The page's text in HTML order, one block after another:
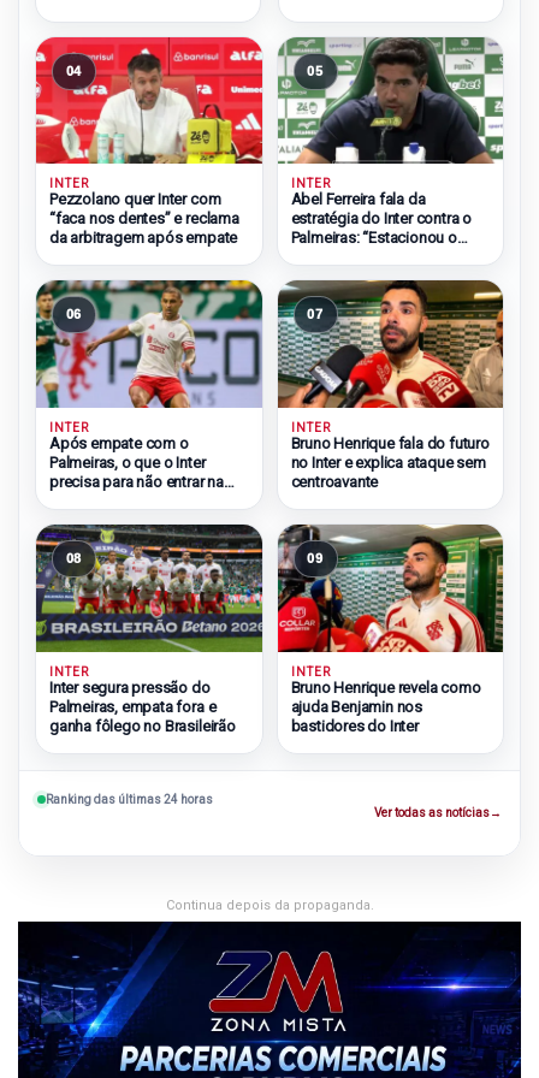
04
INTER
Pezzolano quer Inter com
“faca nos dentes” e reclama
da arbitragem após empate
05
INTER
Abel Ferreira fala da
estratégia do Inter contra o
Palmeiras: “Estacionou o
06
INTER
Após empate com o
Palmeiras, o que o Inter
precisa para não entrar na
07
INTER
Bruno Henrique fala do futuro
no Inter e explica ataque sem
centroavante
08
INTER
Inter segura pressão do
Palmeiras, empata fora e
ganha fôlego no Brasileirão
09
INTER
Bruno Henrique revela como
ajuda Benjamin nos
bastidores do Inter
Ranking das últimas 24 horas
Ver todas as notícias→
Continua depois da propaganda.